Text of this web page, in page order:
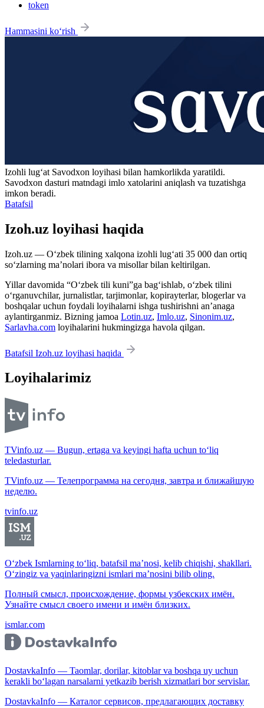
token
Hammasini ko‘rish
Izohli lugʻat Savodxon loyihasi bilan hamkorlikda yaratildi.
Savodxon dasturi matndagi imlo xatolarini aniqlash va tuzatishga
imkon beradi.
Batafsil
Izoh.uz loyihasi haqida
Izoh.uz — O‘zbek tilining xalqona izohli lug‘ati 35 000 dan ortiq
so‘zlarning ma’nolari ibora va misollar bilan keltirilgan.
Yillar davomida “O‘zbek tili kuni”ga bag‘ishlab, o‘zbek tilini
o‘rganuvchilar, jurnalistlar, tarjimonlar, kopirayterlar, blogerlar va
boshqalar uchun foydali loyihalarni ishga tushirishni an’anaga
aylantirganmiz. Bizning jamoa Lotin.uz, Imlo.uz, Sinonim.uz,
Sarlavha.com loyihalarini hukmingizga havola qilgan.
Batafsil Izoh.uz loyihasi haqida
Loyihalarimiz
TVinfo.uz — Bugun, ertaga va keyingi hafta uchun to‘liq
teledasturlar.
TVinfo.uz — Телепрограмма на сегодня, завтра и ближайшую
неделю.
tvinfo.uz
O‘zbek Ismlarning to‘liq, batafsil ma’nosi, kelib chiqishi, shakllari.
O‘zingiz va yaqinlaringizni ismlari ma’nosini bilib oling.
Полный смысл, происхождение, формы узбекских имён.
Узнайте смысл своего имени и имён близких.
ismlar.com
DostavkaInfo — Taomlar, dorilar, kitoblar va boshqa uy uchun
kerakli bo‘lagan narsalarni yetkazib berish xizmatlari bor servislar.
DostavkaInfo — Каталог сервисов, предлагающих доставку